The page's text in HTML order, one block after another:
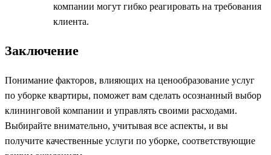
компании могут гибко реагировать на требования
клиента.
Заключение
Понимание факторов, влияющих на ценообразование услуг
по уборке квартиры, поможет вам сделать осознанный выбор
клининговой компании и управлять своими расходами.
Выбирайте внимательно, учитывая все аспекты, и вы
получите качественные услуги по уборке, соответствующие